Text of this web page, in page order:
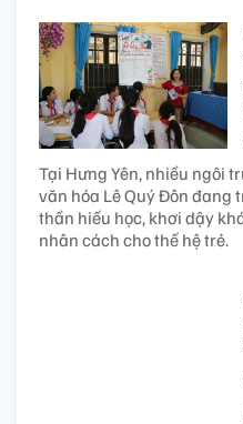
Tại Hưng Yên, nhiều ngôi
văn hóa Lê Quý Đôn đang
thần hiếu học, khơi dậy
nhân cách cho thế hệ trẻ.